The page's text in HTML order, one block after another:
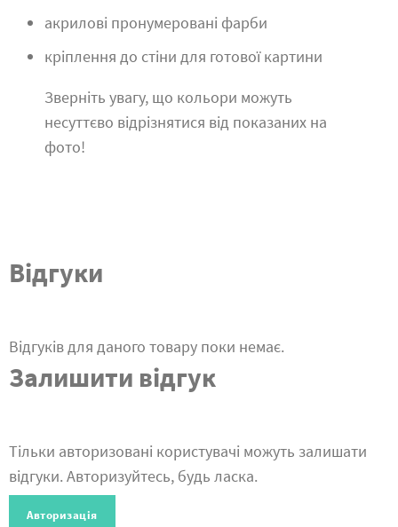
акрилові пронумеровані фарби
кріплення до стіни для готової картини
Зверніть увагу, що кольори можуть
несуттєво відрізнятися від показаних на
фото!
Відгуки
Відгуків для даного товару поки немає.
Залишити відгук
Тільки авторизовані користувачі можуть залишати
відгуки. Авторизуйтесь, будь ласка.
Авторизація